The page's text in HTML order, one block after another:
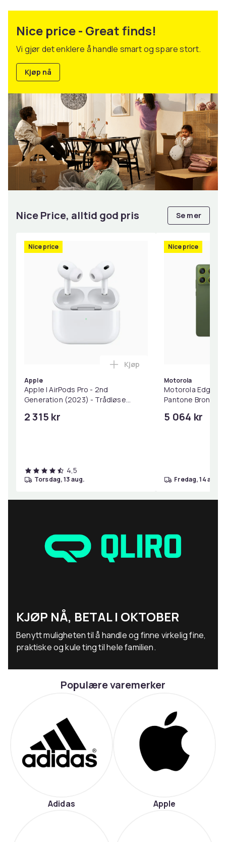
Nice price - Great finds!
Vi gjør det enklere å handle smart og spare stort.
Kjøp nå
Nice Price, alltid god pris Se mer
Nice price
Apple
Apple | AirPods Pro - 2nd
Generation (2023) - Trådløse
støyreduksjon - hvit | Magsafe
2 315 kr
Legg Apple | AirPods Pro -
Kjøp
4,5
torsdag, 13 aug.
Nice price
Motorola
Motorola Edge 70
Pantone Bronze
5 064 kr
fredag, 14 aug.
KJØP NÅ, BETAL I OKTOBER
Benytt muligheten til å handle og finne virkelig fine,
praktiske og kule ting til hele familien.
Populære varemerker
Adidas Apple